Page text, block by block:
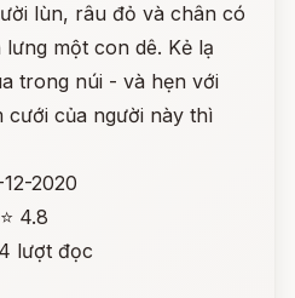
lùn, râu đỏ và chân có
một con dê. Kẻ lạ
trong núi - và hẹn với
cưới của người này thì
2020
⭐ 4.8
lượt đọc